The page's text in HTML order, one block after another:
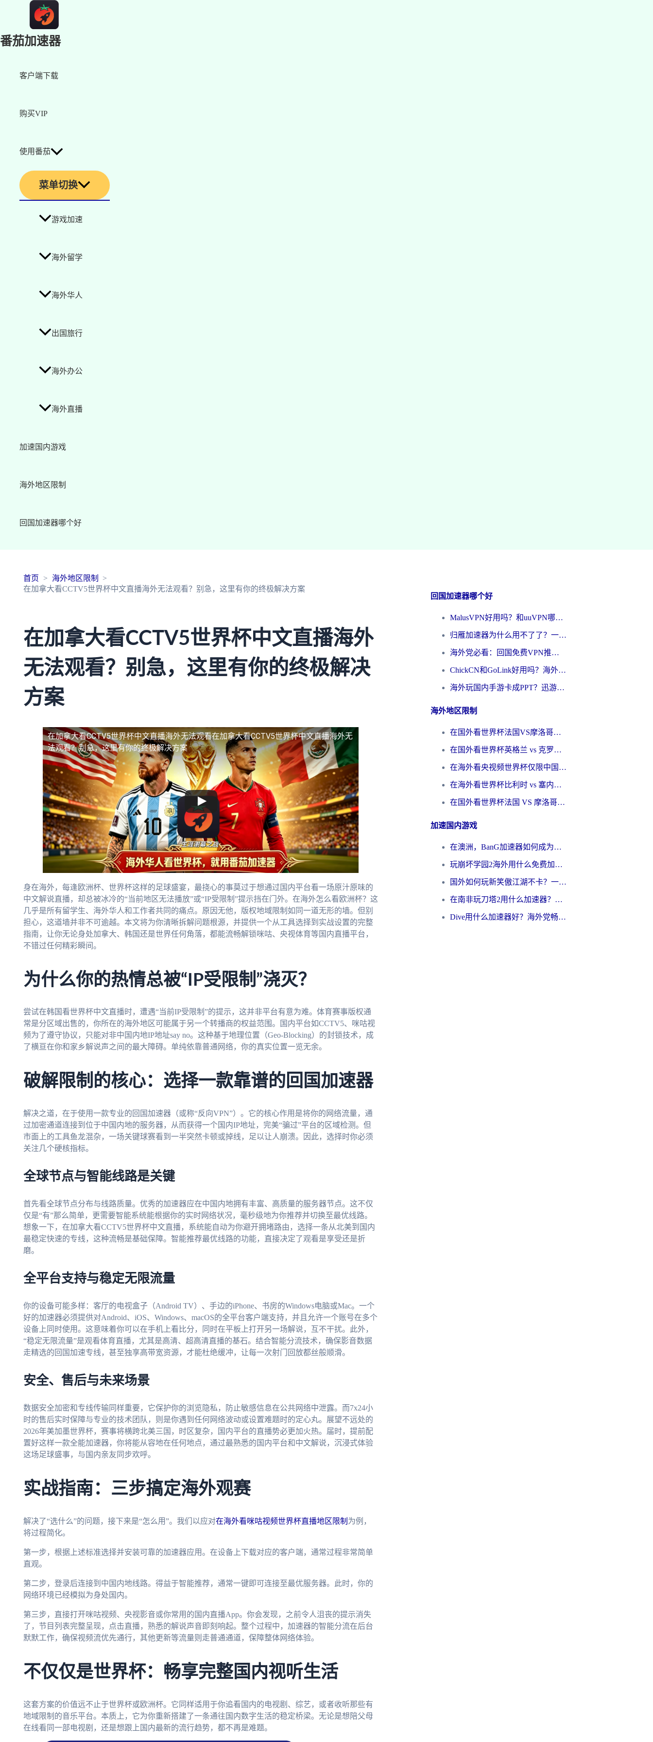
番茄加速器
客户端下载
购买VIP
使用番茄
菜单切换
游戏加速
海外留学
海外华人
出国旅行
海外办公
海外直播
加速国内游戏
海外地区限制
回国加速器哪个好
首页
海外地区限制
在加拿大看CCTV5世界杯中文直播海外无法观看？别急，这里有你的终极解决方案
在加拿大看CCTV5世界杯中文直播海外
无法观看？别急，这里有你的终极解决
方案
在加拿大看CCTV5世界杯中文直播海外无法观看在加拿大看CCTV5世界杯中文直播海外无
法观看？别急，这里有你的终极解决方案
身在海外，每逢欧洲杯、世界杯这样的足球盛宴，最挠心的事莫过于想通过国内平台看一场原汁原味的
中文解说直播，却总被冰冷的“当前地区无法播放”或“IP受限制”提示挡在门外。在海外怎么看欧洲杯？这
几乎是所有留学生、海外华人和工作者共同的痛点。原因无他，版权地域限制如同一道无形的墙。但别
担心，这道墙并非不可逾越。本文将为你清晰拆解问题根源，并提供一个从工具选择到实战设置的完整
指南，让你无论身处加拿大、韩国还是世界任何角落，都能流畅解锁咪咕、央视体育等国内直播平台，
不错过任何精彩瞬间。
为什么你的热情总被“IP受限制”浇灭？
尝试在韩国看世界杯中文直播时，遭遇“当前IP受限制”的提示，这并非平台有意为难。体育赛事版权通
常是分区域出售的，你所在的海外地区可能属于另一个转播商的权益范围。国内平台如CCTV5、咪咕视
频为了遵守协议，只能对非中国内地IP地址say no。这种基于地理位置（Geo-Blocking）的封锁技术，成
了横亘在你和家乡解说声之间的最大障碍。单纯依靠普通网络，你的真实位置一览无余。
破解限制的核心：选择一款靠谱的回国加速器
解决之道，在于使用一款专业的回国加速器（或称“反向VPN”）。它的核心作用是将你的网络流量，通
过加密通道连接到位于中国内地的服务器，从而获得一个国内IP地址，完美“骗过”平台的区域检测。但
市面上的工具鱼龙混杂，一场关键球赛看到一半突然卡顿或掉线，足以让人崩溃。因此，选择时你必须
关注几个硬核指标。
全球节点与智能线路是关键
首先看全球节点分布与线路质量。优秀的加速器应在中国内地拥有丰富、高质量的服务器节点。这不仅
仅是“有”那么简单，更需要智能系统能根据你的实时网络状况，毫秒级地为你推荐并切换至最优线路。
想象一下，在加拿大看CCTV5世界杯中文直播，系统能自动为你避开拥堵路由，选择一条从北美到国内
最稳定快速的专线，这种流畅是基础保障。智能推荐最优线路的功能，直接决定了观看是享受还是折
磨。
全平台支持与稳定无限流量
你的设备可能多样：客厅的电视盒子（Android TV）、手边的iPhone、书房的Windows电脑或Mac。一个
好的加速器必须提供对Android、iOS、Windows、macOS的全平台客户端支持，并且允许一个账号在多个
设备上同时使用。这意味着你可以在手机上看比分，同时在平板上打开另一场解说，互不干扰。此外，
“稳定无限流量”是观看体育直播，尤其是高清、超高清直播的基石。结合智能分流技术，确保影音数据
走精选的回国加速专线，甚至独享高带宽资源，才能杜绝缓冲，让每一次射门回放都丝般顺滑。
安全、售后与未来场景
数据安全加密和专线传输同样重要，它保护你的浏览隐私，防止敏感信息在公共网络中泄露。而7x24小
时的售后实时保障与专业的技术团队，则是你遇到任何网络波动或设置难题时的定心丸。展望不远处的
2026年美加墨世界杯，赛事将横跨北美三国，时区复杂，国内平台的直播势必更加火热。届时，提前配
置好这样一款全能加速器，你将能从容地在任何地点，通过最熟悉的国内平台和中文解说，沉浸式体验
这场足球盛事，与国内亲友同步欢呼。
实战指南：三步搞定海外观赛
解决了“选什么”的问题，接下来是“怎么用”。我们以应对在海外看咪咕视频世界杯直播地区限制 为例，
将过程简化。
第一步，根据上述标准选择并安装可靠的加速器应用。在设备上下载对应的客户端，通常过程非常简单
直观。
第二步，登录后连接到中国内地线路。得益于智能推荐，通常一键即可连接至最优服务器。此时，你的
网络环境已经模拟为身处国内。
第三步，直接打开咪咕视频、央视影音或你常用的国内直播App。你会发现，之前令人沮丧的提示消失
了，节目列表完整呈现，点击直播，熟悉的解说声音即刻响起。整个过程中，加速器的智能分流在后台
默默工作，确保视频流优先通行，其他更新等流量则走普通通道，保障整体网络体验。
不仅仅是世界杯：畅享完整国内视听生活
这套方案的价值远不止于世界杯或欧洲杯。它同样适用于你追看国内的电视剧、综艺，或者收听那些有
地域限制的音乐平台。本质上，它为你重新搭建了一条通往国内数字生活的稳定桥梁。无论是想陪父母
在线看同一部电视剧，还是想跟上国内最新的流行趋势，都不再是难题。
回国加速器哪个好
MalusVPN好用吗？和uuVPN哪个好？海外党无缝访问国内资源的真实对比与选择指南
归雁加速器为什么用不了了？一位海外游子的真实困惑与技术解答
海外党必看：回国免费VPN推荐？别踩坑！教你选对加速器无缝刷国内资源
ChickCN和GoLink好用吗？海外党如何选对回国加速器
海外玩国内手游卡成PPT？迅游和奇游手游哪个好？一篇讲透回国加速器怎么选
海外地区限制
在国外看世界杯法国VS摩洛哥地区限制？这篇指南让你流畅看中文解说无压力
在国外看世界杯英格兰 vs 克罗地亚当前地区不可播放？这篇指南帮你搞定所有海外观赛难题
在海外看央视频世界杯仅限中国大陆？这篇指南帮你解锁中文解说+无卡顿直播
在海外看世界杯比利时 vs 塞内加尔仅限中国大陆？我找到了最流畅的中文解说之路
在国外看世界杯法国 VS 摩洛哥仅限中国大陆？海外党这样看中文解说赛事不卡顿
加速国内游戏
在澳洲，BanG加速器如何成为你国服游戏的“时光机”？
玩崩坏学园2海外用什么免费加速器好？2026海外党亲测国服游戏加速指南
国外如何玩新笑傲江湖不卡？一份给海外游子的终极网络指南
在南非玩刀塔2用什么加速器？一份给海外游子的终极生存指南
Dive用什么加速器好？海外党畅玩国服游戏的终极避坑指南